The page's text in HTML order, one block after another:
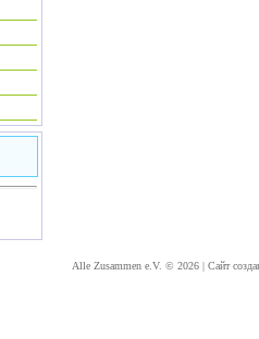
Alle Zusammen e.V. © 2026 | Сайт